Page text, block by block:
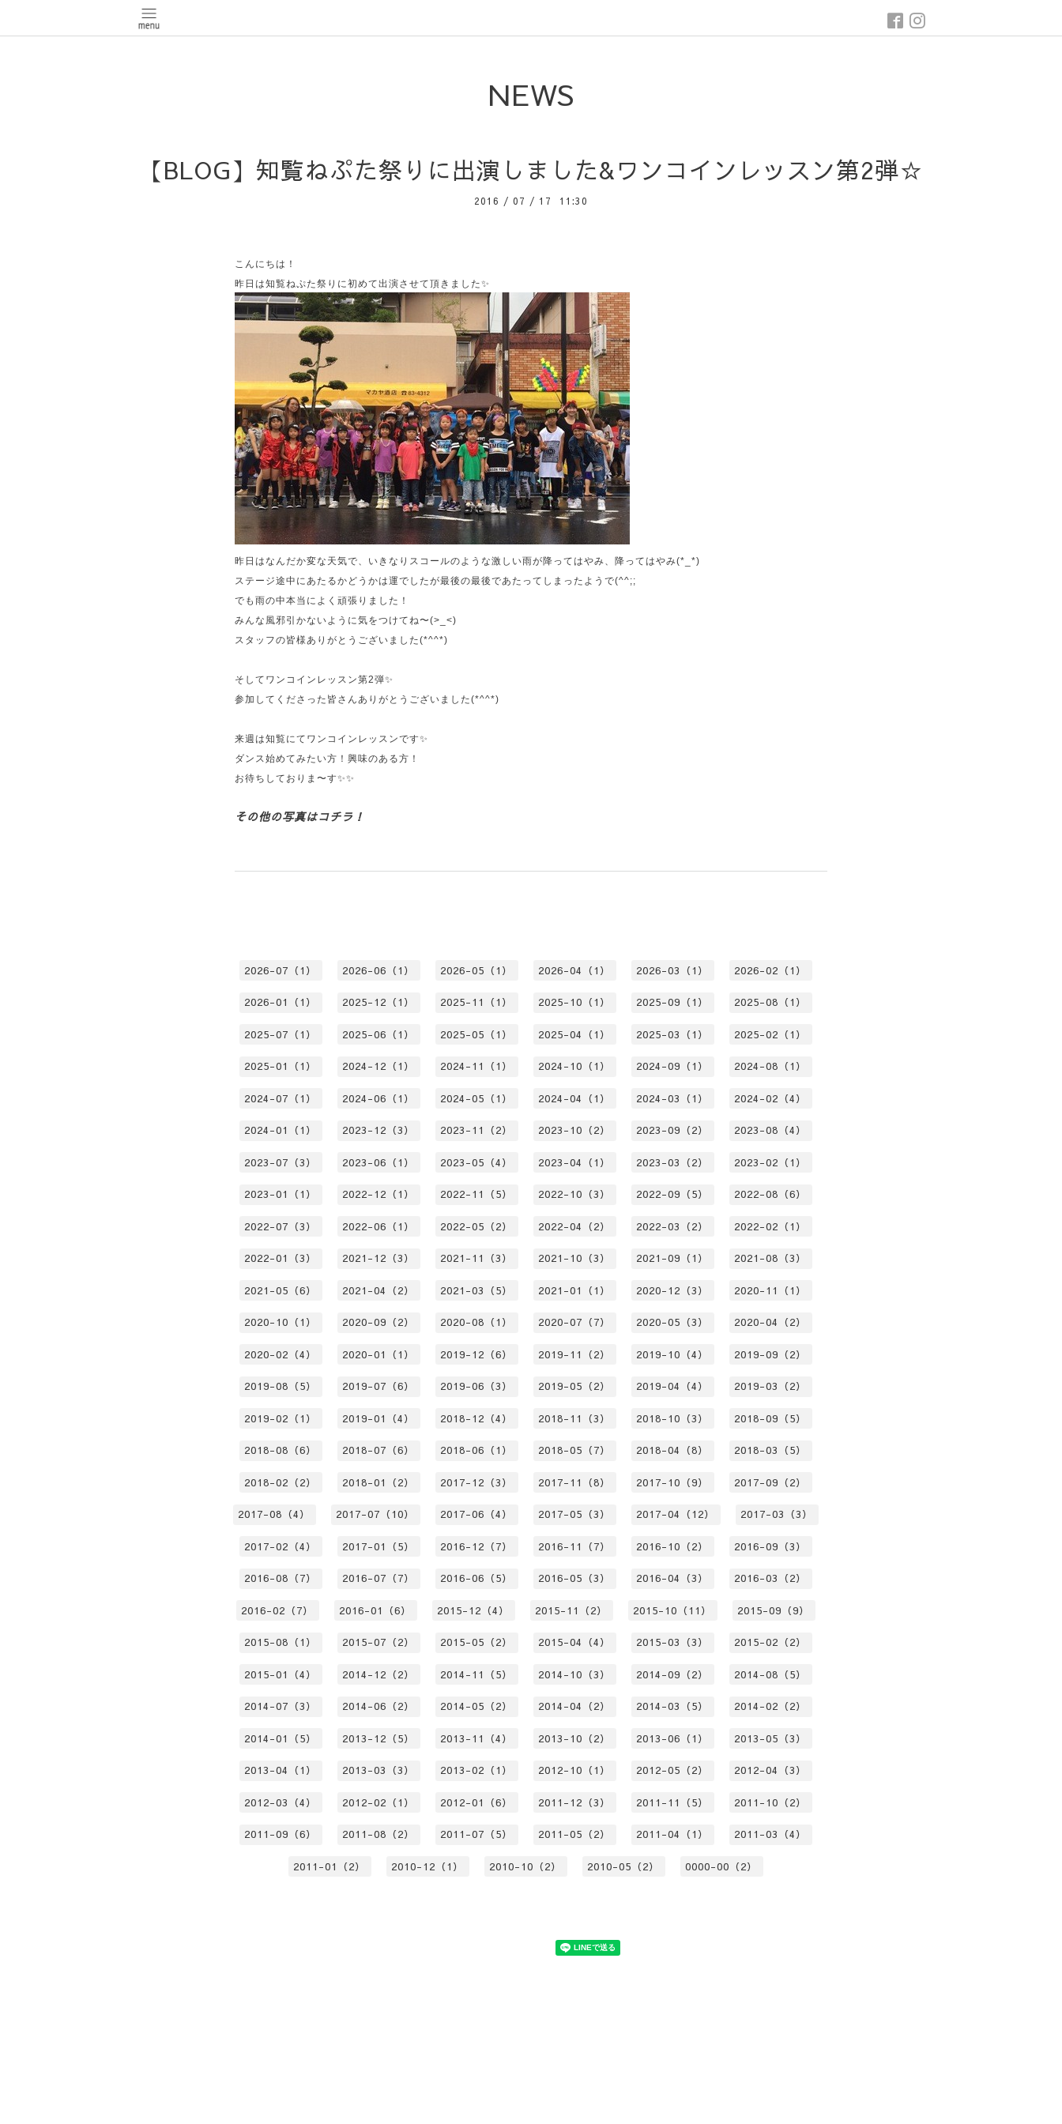
NEWS
【BLOG】知覧ねぷた祭りに出演しました&ワンコインレッスン第2弾☆
2016 / 07 / 17 11:30
こんにちは！
昨日は知覧ねぷた祭りに初めて出演させて頂きました✨
昨日はなんだか変な天気で、いきなりスコールのような激しい雨が降ってはやみ、降ってはやみ(*_*)
ステージ途中にあたるかどうかは運でしたが最後の最後であたってしまったようで(^^;;
でも雨の中本当によく頑張りました！
みんな風邪引かないように気をつけてね〜(>_<)
スタッフの皆様ありがとうございました(*^^*)
そしてワンコインレッスン第2弾✨
参加してくださった皆さんありがとうございました(*^^*)
来週は知覧にてワンコインレッスンです✨
ダンス始めてみたい方！興味のある方！
お待ちしておりま〜す✨✨
その他の写真はコチラ！
2026-07（1） 2026-06（1） 2026-05（1） 2026-04（1） 2026-03（1） 2026-02（1）
2026-01（1） 2025-12（1） 2025-11（1） 2025-10（1） 2025-09（1） 2025-08（1）
2025-07（1） 2025-06（1） 2025-05（1） 2025-04（1） 2025-03（1） 2025-02（1）
2025-01（1） 2024-12（1） 2024-11（1） 2024-10（1） 2024-09（1） 2024-08（1）
2024-07（1） 2024-06（1） 2024-05（1） 2024-04（1） 2024-03（1） 2024-02（4）
2024-01（1） 2023-12（3） 2023-11（2） 2023-10（2） 2023-09（2） 2023-08（4）
2023-07（3） 2023-06（1） 2023-05（4） 2023-04（1） 2023-03（2） 2023-02（1）
2023-01（1） 2022-12（1） 2022-11（5） 2022-10（3） 2022-09（5） 2022-08（6）
2022-07（3） 2022-06（1） 2022-05（2） 2022-04（2） 2022-03（2） 2022-02（1）
2022-01（3） 2021-12（3） 2021-11（3） 2021-10（3） 2021-09（1） 2021-08（3）
2021-05（6） 2021-04（2） 2021-03（5） 2021-01（1） 2020-12（3） 2020-11（1）
2020-10（1） 2020-09（2） 2020-08（1） 2020-07（7） 2020-05（3） 2020-04（2）
2020-02（4） 2020-01（1） 2019-12（6） 2019-11（2） 2019-10（4） 2019-09（2）
2019-08（5） 2019-07（6） 2019-06（3） 2019-05（2） 2019-04（4） 2019-03（2）
2019-02（1） 2019-01（4） 2018-12（4） 2018-11（3） 2018-10（3） 2018-09（5）
2018-08（6） 2018-07（6） 2018-06（1） 2018-05（7） 2018-04（8） 2018-03（5）
2018-02（2） 2018-01（2） 2017-12（3） 2017-11（8） 2017-10（9） 2017-09（2）
2017-08（4） 2017-07（10） 2017-06（4） 2017-05（3） 2017-04（12） 2017-03（3）
2017-02（4） 2017-01（5） 2016-12（7） 2016-11（7） 2016-10（2） 2016-09（3）
2016-08（7） 2016-07（7） 2016-06（5） 2016-05（3） 2016-04（3） 2016-03（2）
2016-02（7） 2016-01（6） 2015-12（4） 2015-11（2） 2015-10（11） 2015-09（9）
2015-08（1） 2015-07（2） 2015-05（2） 2015-04（4） 2015-03（3） 2015-02（2）
2015-01（4） 2014-12（2） 2014-11（5） 2014-10（3） 2014-09（2） 2014-08（5）
2014-07（3） 2014-06（2） 2014-05（2） 2014-04（2） 2014-03（5） 2014-02（2）
2014-01（5） 2013-12（5） 2013-11（4） 2013-10（2） 2013-06（1） 2013-05（3）
2013-04（1） 2013-03（3） 2013-02（1） 2012-10（1） 2012-05（2） 2012-04（3）
2012-03（4） 2012-02（1） 2012-01（6） 2011-12（3） 2011-11（5） 2011-10（2）
2011-09（6） 2011-08（2） 2011-07（5） 2011-05（2） 2011-04（1） 2011-03（4）
2011-01（2） 2010-12（1） 2010-10（2） 2010-05（2） 0000-00（2）